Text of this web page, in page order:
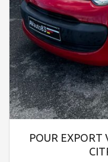
POUR EXPORT